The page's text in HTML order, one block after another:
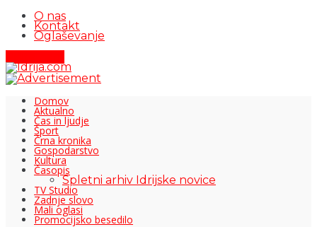
O nas
Kontakt
Oglaševanje
Domov
Aktualno
Čas in ljudje
Šport
Črna kronika
Gospodarstvo
Kultura
Časopis
Spletni arhiv Idrijske novice
TV Studio
Zadnje slovo
Mali oglasi
Promocijsko besedilo